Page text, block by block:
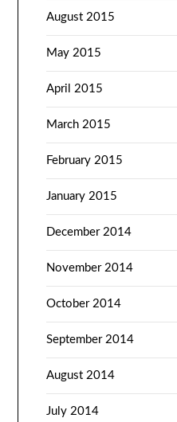
August 2015
May 2015
April 2015
March 2015
February 2015
January 2015
December 2014
November 2014
October 2014
September 2014
August 2014
July 2014